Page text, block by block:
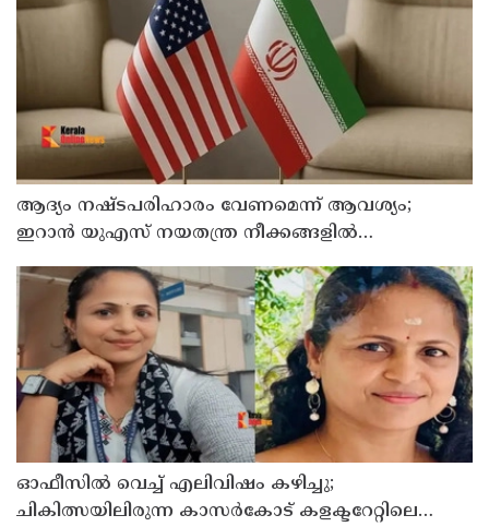
ആദ്യം നഷ്ടപരിഹാരം വേണമെന്ന് ആവശ്യം;
ഇറാന്‍ യുഎസ് നയതന്ത്ര നീക്കങ്ങളില്‍
ഓഫീസില്‍ വെച്ച് എലിവിഷം കഴിച്ചു;
ചികിത്സയിലിരുന്ന കാസര്‍കോട് കളക്ടറേറ്റിലെ